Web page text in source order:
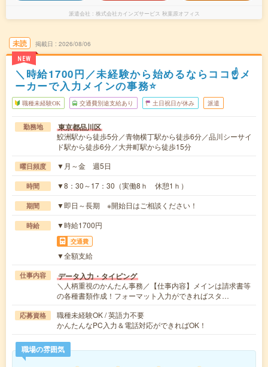
派遣会社 株式会社カインズサービス 秋葉原オフィス
未読
NEW
掲載日 2026/08/06
＼時給1700円／未経験から始めるならココ☝メ
ーカーで入力メインの事務⭐
職種未経験OK 交通費別途支給あり 土日祝日が休み 派遣
勤務地 東京都品川区
鮫洲駅から徒歩5分／青物横丁駅から徒歩6分／品川シーサイ
ド駅から徒歩6分／大井町駅から徒歩15分
曜日頻度 ▼月～金 週5日
時間 ▼8：30～17：30（実働8ｈ 休憩1ｈ）
期間 ▼即日～長期 ※開始日はご相談ください！
時給 ▼時給1700円
交通費
▼全額支給
仕事内容 データ入力・タイピング
＼人柄重視のかんたん事務／【仕事内容】メインは請求書等
の各種書類作成！フォーマット入力ができればスタ…
応募資格
職種未経験OK / 英語力不要
かんたんなPC入力＆電話対応ができればOK！
職場の雰囲気